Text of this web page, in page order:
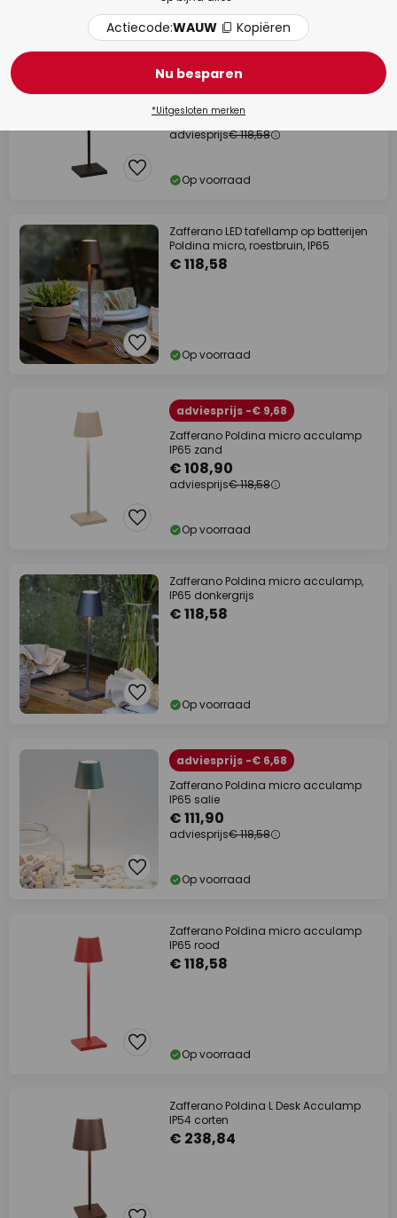
Op voorraad
Zafferano Poldina micro acculamp,
€ 108,90
adviesprijs€ 118,58
Op voorraad
Zafferano LED tafellamp op batterijen
Poldina micro, roestbruin, IP65
€ 118,58
Op voorraad
adviesprijs -€ 9,68
Zafferano Poldina micro acculamp
IP65 zand
€ 108,90
adviesprijs€ 118,58
Op voorraad
Zafferano Poldina micro acculamp,
IP65 donkergrijs
€ 118,58
Op voorraad
adviesprijs -€ 6,68
Zafferano Poldina micro acculamp
IP65 salie
€ 111,90
adviesprijs€ 118,58
Op voorraad
Zafferano Poldina micro acculamp
IP65 rood
€ 118,58
Op voorraad
Zafferano Poldina L Desk Acculamp
IP54 corten
€ 238,84
Actiecode:WAUW Kopiëren
Nu besparen
*Uitgesloten merken